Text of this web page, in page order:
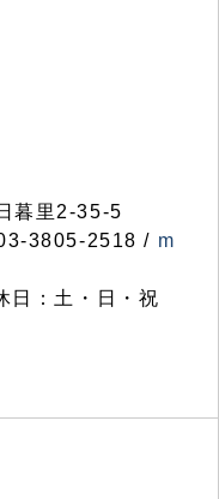
暮里2-35-5
3805-2518 / m
日：土・日・祝